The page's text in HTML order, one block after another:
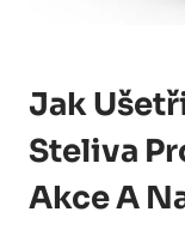
Jak
Steliva
Akce A